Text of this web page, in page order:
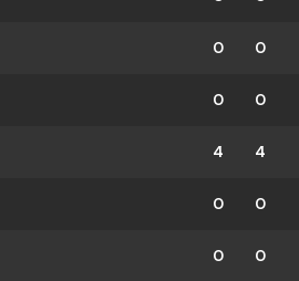
0 0
0 0
4 4
0 0
0 0